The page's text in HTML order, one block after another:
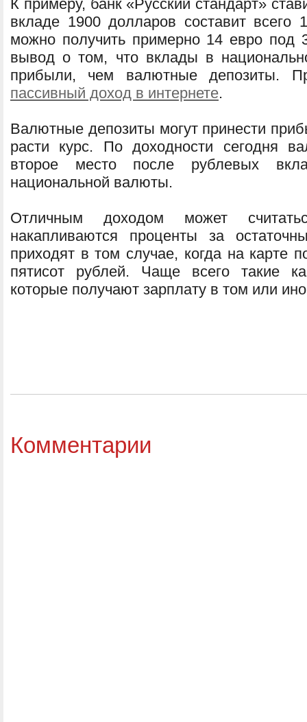
К примеру, банк «Русский стандарт»
вкладе 1900 долларов составит
можно получить примерно 14 евро под
вывод о том, что вклады в
прибыли, чем валютные депозиты.
пассивный доход в интернете.
Валютные депозиты могут принести
расти курс. По доходности сегодня
второе место после рублевых
национальной валюты.
Отличным доходом может
накапливаются проценты за
приходят в том случае, когда на карте
пятисот рублей. Чаще всего такие
которые получают зарплату в том или
Комментарии